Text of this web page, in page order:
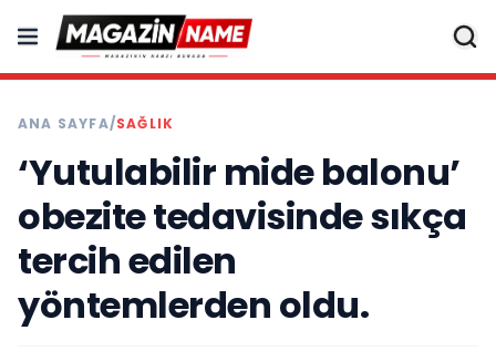
ANA SAYFA/SAĞLIK
‘Yutulabilir mide balonu’
obezite tedavisinde sıkça
tercih edilen
yöntemlerden oldu.